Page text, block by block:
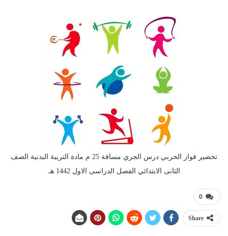
تحضير فواز الحربي درس الجري مسافة 25 م مادة التربية البدنية الصف
الثانى الابتدائي الفصل الدراسى الاول 1442 هـ
0
Share